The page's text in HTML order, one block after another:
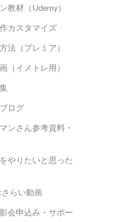
教材（Udemy）
カスタマイズ
法（プレミア）
（イメトレ用）
ログ
ンさん参考資料・
やりたいと思った
らい動画
会申込み・サポー